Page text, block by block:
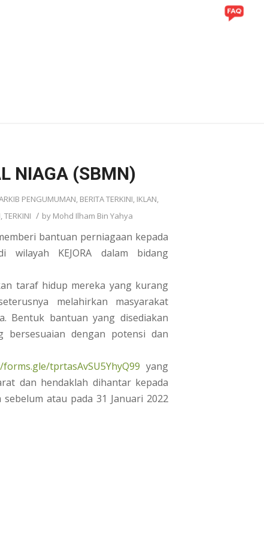
NIAGA (SBMN)
PENGUMUMAN, BERITA TERKINI, IKLAN,
,TERKINI / by Mohd Ilham Bin Yahya
bantuan perniagaan kepada
KEJORA dalam bidang
taraf hidup mereka yang kurang
melahirkan masyarakat
Bentuk bantuan yang disediakan
bersesuaian dengan potensi dan
tprtasAvSU5YhyQ99 yang
dan hendaklah dihantar kepada
atau pada 31 Januari 2022